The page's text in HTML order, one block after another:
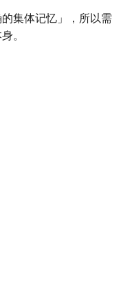
集体记忆」，所以需
。